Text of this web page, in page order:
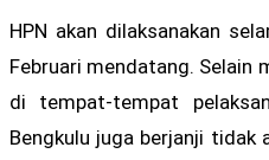
HPN akan dilaksanakan
Februari mendatang. Selain
di tempat-tempat
Bengkulu juga berjanji tidak